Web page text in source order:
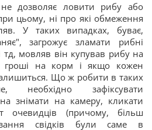
дозволяє ловити рибу або
цьому, ні про які обмеження
У таких випадках, буває,
загрожує зламати рибні
тд, мовляв він купував рибу на
гроші на корм і якщо кожен
Що ж робити в таких
необхідно зафіксувати
знімати на камеру, кликати
очевидців (причому, більш
свідків були саме в